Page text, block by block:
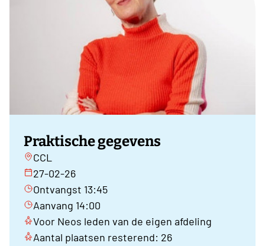
Praktische gegevens
CCL
27-02-26
Ontvangst 13:45
Aanvang 14:00
Voor Neos leden van de eigen afdeling
Aantal plaatsen resterend: 26